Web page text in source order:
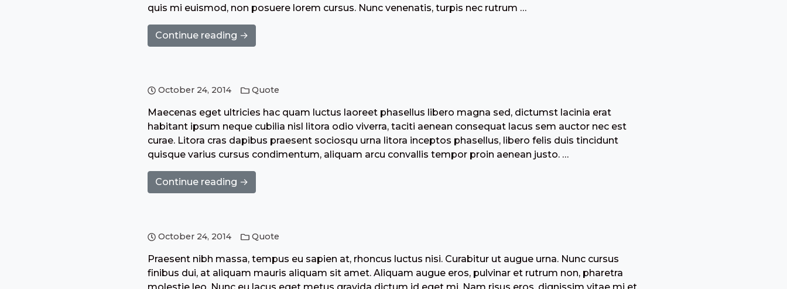
quis mi euismod, non posuere lorem cursus. Nunc venenatis, turpis nec rutrum …
Continue reading →
October 24, 2014 Quote
Maecenas eget ultricies hac quam luctus laoreet phasellus libero magna sed, dictumst lacinia erat
habitant ipsum neque cubilia nisl litora odio viverra, taciti aenean consequat lacus sem auctor nec est
curae. Litora cras dapibus praesent sociosqu urna litora inceptos phasellus, libero felis duis tincidunt
quisque varius cursus condimentum, aliquam arcu convallis tempor proin aenean justo. …
Continue reading →
October 24, 2014 Quote
Praesent nibh massa, tempus eu sapien at, rhoncus luctus nisi. Curabitur ut augue urna. Nunc cursus
finibus dui, at aliquam mauris aliquam sit amet. Aliquam augue eros, pulvinar et rutrum non, pharetra